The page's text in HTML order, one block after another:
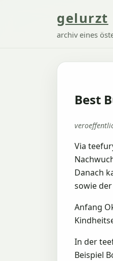
gelurzt
archiv eines
Best
Via
Danach
sowie
Anfang
In der
Beispiel